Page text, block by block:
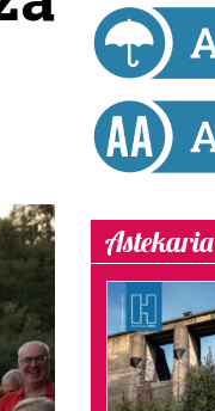
Astekaria